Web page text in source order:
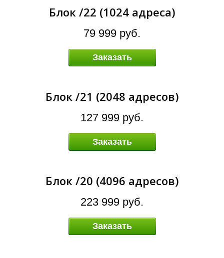
Я
Блок /22 (1024 адреса)
79 999 руб.
Заказать
Блок /21 (2048 адресов)
127 999 руб.
Заказать
Блок /20 (4096 адресов)
223 999 руб.
Заказать